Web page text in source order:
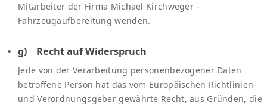
Mitarbeiter der Firma Michael Kirchweger –
Fahrzeugaufbereitung wenden.
g) Recht auf Widerspruch
Jede von der Verarbeitung personenbezogener Daten
betroffene Person hat das vom Europäischen Richtlinien-
und Verordnungsgeber gewährte Recht, aus Gründen, die